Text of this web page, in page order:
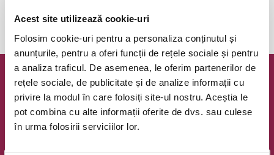
Acest site utilizează cookie-uri
Folosim cookie-uri pentru a personaliza conținutul și
anunțurile, pentru a oferi funcții de rețele sociale și pentru
a analiza traficul. De asemenea, le oferim partenerilor de
rețele sociale, de publicitate și de analize informații cu
privire la modul în care folosiți site-ul nostru. Aceștia le
pot combina cu alte informații oferite de dvs. sau culese
în urma folosirii serviciilor lor.
Evenimentul a expirat.
Newsletter @ Bilete.ro
Oferte exclusive si o editie saptamanala cu cele mai noi
evenimente.